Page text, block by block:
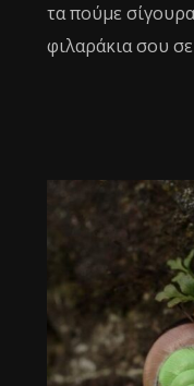
τα πούμε
φιλαράκια σου